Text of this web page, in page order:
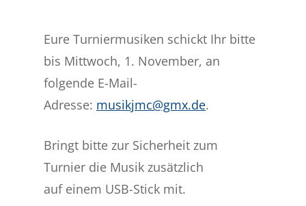
Eure Turniermusiken schickt Ihr bitte
bis Mittwoch, 1. November, an
folgende E-Mail-
Adresse: musikjmc@gmx.de.
Bringt bitte zur Sicherheit zum
Turnier die Musik zusätzlich
auf einem USB-Stick mit.